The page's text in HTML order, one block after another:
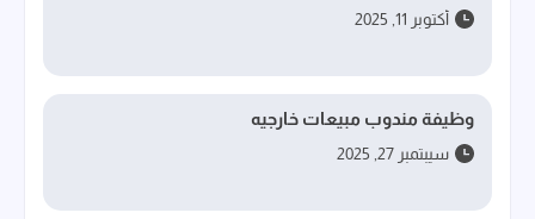
أكتوبر 11, 2025
وظيفة مندوب مبيعات خارجيه
سيبتمبر 27, 2025